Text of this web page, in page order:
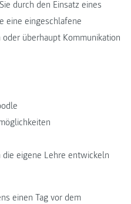
durch den Einsatz eines
eine eingeschlafene
überhaupt Kommunikation
eigene Lehre entwickeln
einen Tag vor dem